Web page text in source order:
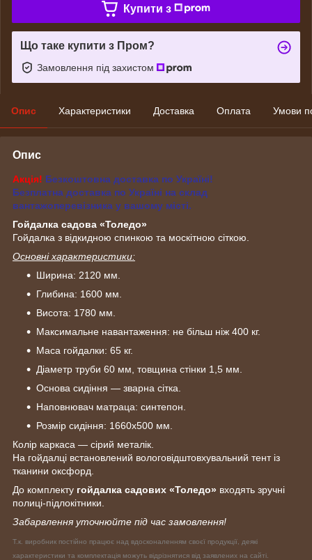
Купити з
Що таке купити з Пром?
Замовлення під захистом
Опис Характеристики Доставка Оплата Умови
Опис
Акція! Безкоштовна доставка по Україні!
Безплатна доставка по Україні на склад
вантажоперевізника у вашому місті.
Гойдалка садова «Толедо»
Гойдалка з відкидною спинкою та москітною сіткою.
Основні характеристики:
Ширина: 2120 мм.
Глибина: 1600 мм.
Висота: 1780 мм.
Максимальне навантаження: не більш ніж 400 кг.
Маса гойдалки: 65 кг.
Діаметр труби 60 мм, товщина стінки 1,5 мм.
Основа сидіння — зварна сітка.
Наповнювач матраца: синтепон.
Розмір сидіння: 1660х500 мм.
Колір каркаса — сірий металік.
На гойдалці встановлений вологовідштовхувальний тент із
тканини оксфорд.
До комплекту гойдалка садових «Толедо» входять зручні
полиці-підлокітники.
Забарвлення уточнюйте під час замовлення!
Т.к. виробник постійно працює над вдосконаленням своєї продукції, деякі
характеристики та комплектація можуть відрізнятися від заявлених на сайті.